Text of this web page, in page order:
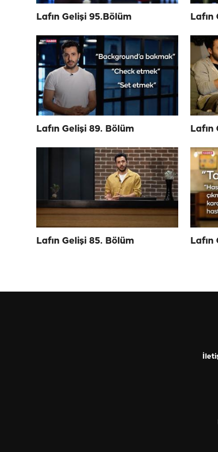
Lafın Gelişi 95.Bölüm Lafın
Lafın Gelişi 89. Bölüm Lafın
Lafın Gelişi 85. Bölüm Lafın